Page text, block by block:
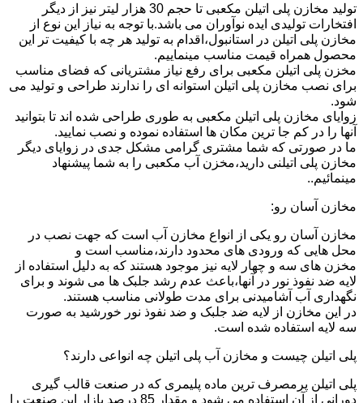
تولید مخازن پلی اتیلن مکعبی تا حجم 30 هزار لیتر نیز از دیگر
افتخارات تولیدی ایده نوآوران می باشد.با توجه به نیاز این نوع از
مخازن پلی اتیلن در استانبول،اقدام به تولید هر چه با کیفیت تر این
محصول همراه قیمت مناسب مینماییم.
مخزن پلی اتیلن مکعبی برای رفع نیاز مشتریانی که فضای مناسب
برای نصب مخازن پلی اتیلن استوانه ای را ندارند طراحی و تولید می
شود.
زوایای مخازن پلی اتیلن مکعبی به طوری طراحی شده اند تا بتوانید
آنها را در کم جا ترین مکان ها استفاده نموده و نصب نمایید.
ما در صورتی که شما مشتری گرامی مشکل جدی در زوایای دیگر
مخازن پلی اتیلنی دارید،مخزن آب مکعبی را به شما پیشنهاد
مینمائیم..
مخازن آسان رو:
مخازن آسان رو یکی از انواع مخازن آب است که جهت نصب در
محل هایی که ورودی های محدود دارند،مناسب است و
مخزن های سه و چهار لایه نیز موجود هستند که به دلیل استفاده از
لایه ضد نفوذ نور در آنها،باعث عدم رشد جلبک ها می شوند و برای
نگهداری آب آشامیدنی برای مدت طولانی مناسب هستند.
در این مخازن از لایه ضد جلبک و ضد نفوذ نور خورشید به صورت
سه لایه استفاده شده است.
پلی اتیلن چیست و مخازن آب پلی اتیلن چه انواعی دارند؟
پلی اتیلن پرمصرف ترین ماده پلیمری که در صنعت قالب گیری
دورانی از آن استفاده می شود و مقدار 85 درصد بازار این صنعت را